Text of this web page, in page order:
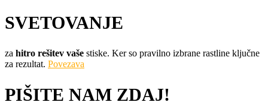
SVETOVANJE
za hitro rešitev vaše stiske. Ker so pravilno izbrane rastline ključne
za rezultat. Povezava
PIŠITE NAM ZDAJ!